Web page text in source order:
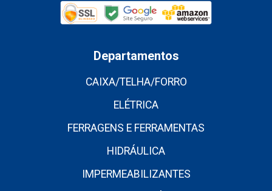
Departamentos
CAIXA/TELHA/FORRO
ELÉTRICA
FERRAGENS E FERRAMENTAS
HIDRÁULICA
IMPERMEABILIZANTES